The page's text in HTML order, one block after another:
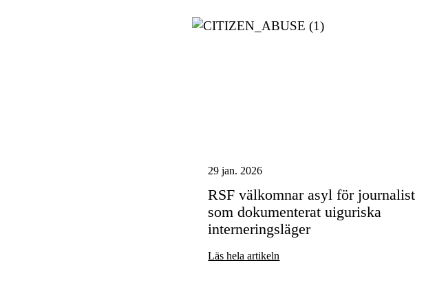
29 jan. 2026
RSF välkomnar asyl för journalist
som dokumenterat uiguriska
interneringsläger
Läs hela artikeln